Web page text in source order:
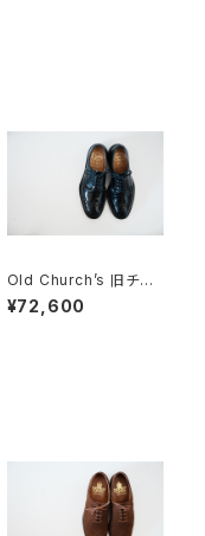
Old Church’s 旧チャ
ーチ 四都市 Grafton
グラフトン 70F
¥72,600